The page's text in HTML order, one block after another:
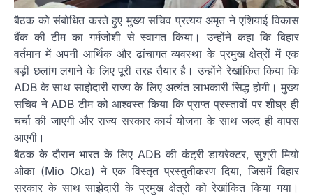
बैठक को संबोधित करते हुए मुख्य सचिव प्रत्यय अमृत ने एशियाई विकास
बैंक की टीम का गर्मजोशी से स्वागत किया। उन्होंने कहा कि बिहार
वर्तमान में अपनी आर्थिक और ढांचागत व्यवस्था के प्रमुख क्षेत्रों में एक
बड़ी छलांग लगाने के लिए पूरी तरह तैयार है। उन्होंने रेखांकित किया कि
ADB के साथ साझेदारी राज्य के लिए अत्यंत लाभकारी सिद्ध होगी। मुख्य
सचिव ने ADB टीम को आश्वस्त किया कि प्राप्त प्रस्तावों पर शीघ्र ही
चर्चा की जाएगी और राज्य सरकार कार्य योजना के साथ जल्द ही वापस
आएगी।
बैठक के दौरान भारत के लिए ADB की कंट्री डायरेक्टर, सुश्री मियो
ओका (Mio Oka) ने एक विस्तृत प्रस्तुतीकरण दिया, जिसमें बिहार
सरकार के साथ साझेदारी के प्रमुख क्षेत्रों को रेखांकित किया गया।